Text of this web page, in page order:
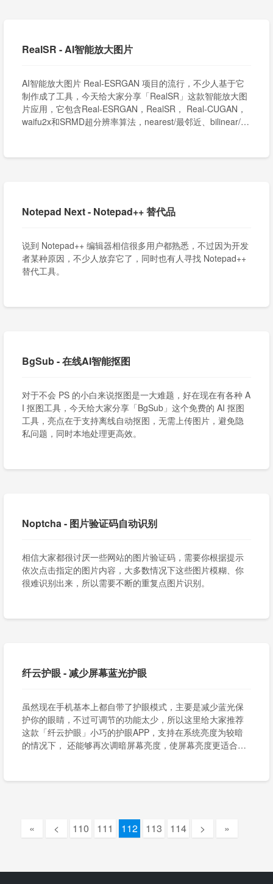
RealSR - AI智能放大图片
AI智能放大图片 Real-ESRGAN 项目的流行，不少人基于它
制作成了工具，今天给大家分享「RealSR」这款智能放大图
片应用，它包含Real-ESRGAN，RealSR， Real-CUGAN，
waifu2x和SRMD超分辨率算法，nearest/最邻近、bilinear/两
Notepad Next - Notepad++ 替代品
说到 Notepad++ 编辑器相信很多用户都熟悉，不过因为开发
者某种原因，不少人放弃它了，同时也有人寻找 Notepad++
替代工具。
BgSub - 在线AI智能抠图
对于不会 PS 的小白来说抠图是一大难题，好在现在有各种 A
I 抠图工具，今天给大家分享「BgSub」这个免费的 AI 抠图
工具，亮点在于支持离线自动抠图，无需上传图片，避免隐
私问题，同时本地处理更高效。
Noptcha - 图片验证码自动识别
相信大家都很讨厌一些网站的图片验证码，需要你根据提示
依次点击指定的图片内容，大多数情况下这些图片模糊、你
很难识别出来，所以需要不断的重复点图片识别。
纤云护眼 - 减少屏幕蓝光护眼
虽然现在手机基本上都自带了护眼模式，主要是减少蓝光保
护你的眼睛，不过可调节的功能太少，所以这里给大家推荐
这款「纤云护眼」小巧的护眼APP，支持在系统亮度为较暗
的情况下， 还能够再次调暗屏幕亮度，使屏幕亮度更适合夜
« < 110 111 112 113 114 > »